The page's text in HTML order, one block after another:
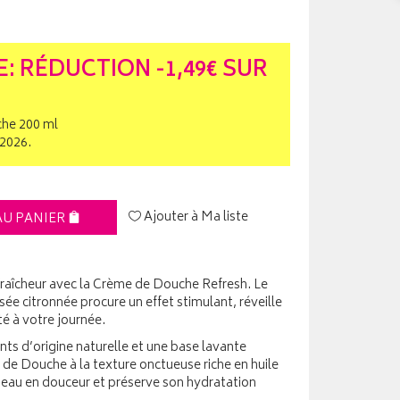
RÉDUCTION -1,49€ SUR
200 ml
PANIER Ajouter à Ma liste
avec la Crème de Douche Refresh. Le
citronnée procure un effet stimulant, réveille
à votre journée.
d’origine naturelle et une base lavante
Douche à la texture onctueuse riche en huile
en douceur et préserve son hydratation